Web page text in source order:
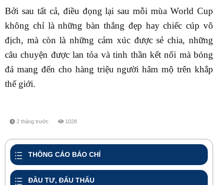
Bởi sau tất cả, điều đọng lại sau mỗi mùa World Cup
không chỉ là những bàn thắng đẹp hay chiếc cúp vô
địch, mà còn là những cảm xúc được sẻ chia, những
câu chuyện được lan tỏa và tinh thần kết nối mà bóng
đá mang đến cho hàng triệu người hâm mộ trên khắp
thế giới.
2 tháng trước 1028
THÔNG CÁO BÁO CHÍ
ĐẦU TƯ, ĐẤU THẤU